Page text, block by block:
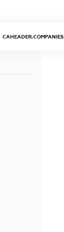
CAHEADER.COMPANIES